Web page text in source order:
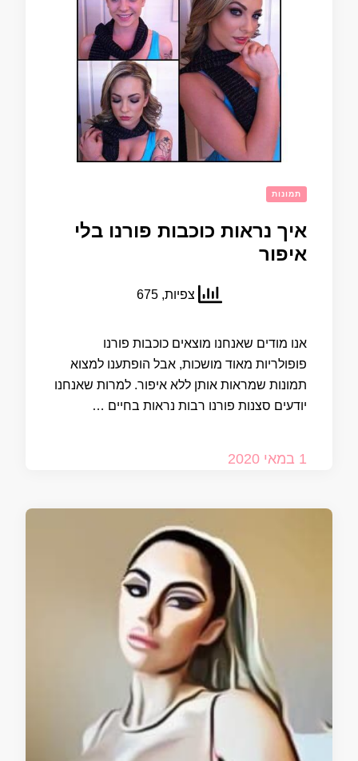
תמונות
איך נראות כוכבות פורנו בלי
איפור
צפיות, 675
אנו מודים שאנחנו מוצאים כוכבות פורנו
פופולריות מאוד מושכות, אבל הופתענו למצוא
תמונות שמראות אותן ללא איפור. למרות שאנחנו
יודעים סצנות פורנו רבות נראות בחיים …
1 במאי 2020